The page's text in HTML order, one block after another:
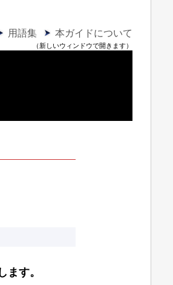
本ガイドについて
用語集
（新しいウィンドウで開きます）
ます。